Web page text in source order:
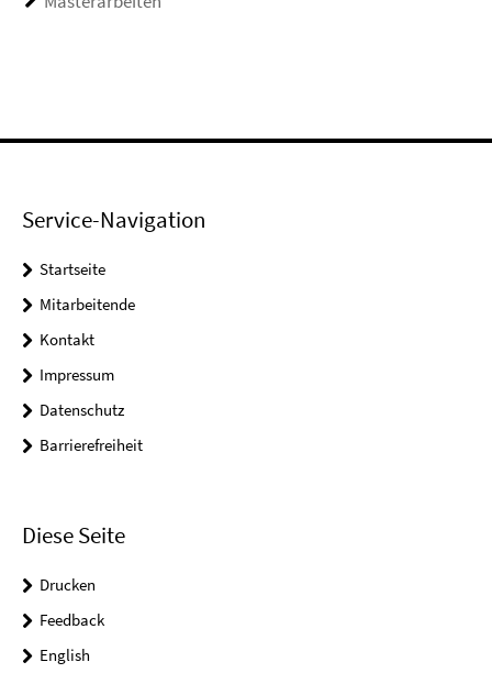
Service-Navigation
Startseite
Mitarbeitende
Kontakt
Impressum
Datenschutz
Barrierefreiheit
Diese Seite
Drucken
Feedback
English